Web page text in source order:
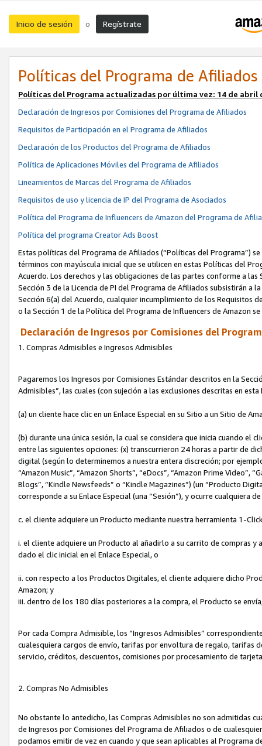
Inicio de sesión o Regístrate
Políticas del Programa de Afiliados
Políticas del Programa actualizadas por última vez: 14 de abril
Declaración de Ingresos por Comisiones del Programa de Afiliados
Requisitos de Participación en el Programa de Afiliados
Declaración de los Productos del Programa de Afiliados
Política de Aplicaciones Móviles del Programa de Afiliados
Lineamientos de Marcas del Programa de Afiliados
Requisitos de uso y licencia de IP del Programa de Asociados
Política del Programa de Influencers de Amazon del Programa de
Política del programa Creator Ads Boost
Estas políticas del Programa de Afiliados (“Políticas del Programa”)
términos con mayúscula inicial que se utilicen en estas Políticas del
Acuerdo. Los derechos y las obligaciones de las partes conforme a
Sección 3 de la Licencia de PI del Programa de Afiliados subsistirán
Sección 6(a) del Acuerdo, cualquier incumplimiento de los Requisitos
o la Sección 1 de la Política del Programa de Influencers de Amazon
Declaración de Ingresos por Comisiones del
1. Compras Admisibles e Ingresos Admisibles
Pagaremos los Ingresos por Comisiones Estándar descritos en la
Admisibles”, las cuales (con sujeción a las exclusiones descritas en
(a) un cliente hace clic en un Enlace Especial en su Sitio a un Sitio de
(b) durante una única sesión, la cual se considera que inicia cuando el
entre las siguientes opciones: (x) transcurrieron 24 horas a partir de
digital (según lo determinemos a nuestra entera discreción; por
“Amazon Music”, “Amazon Shorts”, “eDocs”, “Amazon Prime Video”,
Blogs”, “Kindle Newsfeeds” o “Kindle Magazines”) (un “Producto
corresponde a su Enlace Especial (una “Sesión”), y ocurre cualquiera
c. el cliente adquiere un Producto mediante nuestra herramienta 1-
i. el cliente adquiere un Producto al añadirlo a su carrito de compras
dado el clic inicial en el Enlace Especial, o
ii. con respecto a los Productos Digitales, el cliente adquiere dicho
Amazon; y
iii. dentro de los 180 días posteriores a la compra, el Producto se
Por cada Compra Admisible, los “Ingresos Admisibles”
cualesquiera cargos de envío, tarifas por envoltura de regalo, tarifas
servicio, créditos, descuentos, comisiones por procesamiento de
2. Compras No Admisibles
No obstante lo antedicho, las Compras Admisibles no son admitidas
de Ingresos por Comisiones del Programa de Afiliados o de
podamos emitir de vez en cuando y que sean aplicables al Programa